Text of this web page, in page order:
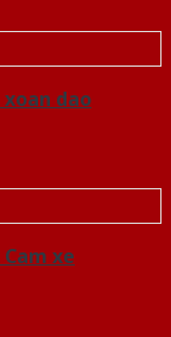
xoan dao
Cam xe